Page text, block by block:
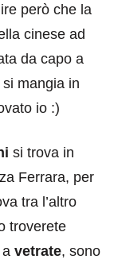
però che la
cinese ad
da capo a
mangia in
io :)
si trova in
Ferrara, per
tra l’altro
troverete
vetrate, sono